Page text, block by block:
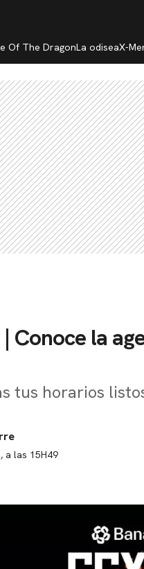
Of The DragonLa odiseaX-
| Conoce la
tus horarios
a las 15H49